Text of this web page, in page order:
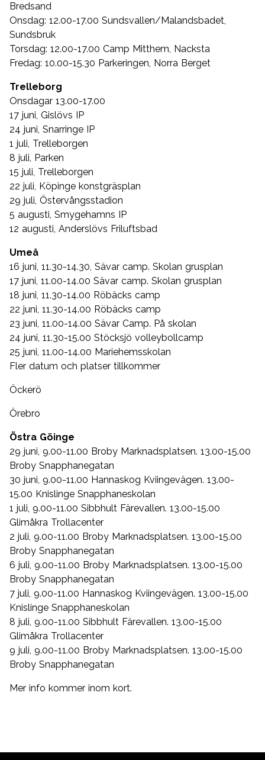
Bredsand
Onsdag: 12.00-17.00 Sundsvallen/Malandsbadet,
Sundsbruk
Torsdag: 12.00-17.00 Camp Mitthem, Nacksta
Fredag: 10.00-15.30 Parkeringen, Norra Berget
Trelleborg
Onsdagar 13.00-17.00
17 juni, Gislövs IP
24 juni, Snarringe IP
1 juli, Trelleborgen
8 juli, Parken
15 juli, Trelleborgen
22 juli, Köpinge konstgräsplan
29 juli, Östervångsstadion
5 augusti, Smygehamns IP
12 augusti, Anderslövs Friluftsbad
Umeå
16 juni, 11.30-14.30, Sävar camp. Skolan grusplan
17 juni, 11.00-14.00 Sävar camp. Skolan grusplan
18 juni, 11.30-14.00 Röbäcks camp
22 juni, 11.30-14.00 Röbäcks camp
23 juni, 11.00-14.00 Sävar Camp. På skolan
24 juni, 11.30-15.00 Stöcksjö volleybollcamp
25 juni, 11.00-14.00 Mariehemsskolan
Fler datum och platser tillkommer
Öckerö
Örebro
Östra Göinge
29 juni, 9.00-11.00 Broby Marknadsplatsen. 13.00-15.00
Broby Snapphanegatan
30 juni, 9.00-11.00 Hannaskog Kviingevägen. 13.00-
15.00 Knislinge Snapphaneskolan
1 juli, 9.00-11.00 Sibbhult Färevallen. 13.00-15.00
Glimåkra Trollacenter
2 juli, 9.00-11.00 Broby Marknadsplatsen. 13.00-15.00
Broby Snapphanegatan
6 juli, 9.00-11.00 Broby Marknadsplatsen. 13.00-15.00
Broby Snapphanegatan
7 juli, 9.00-11.00 Hannaskog Kviingevägen. 13.00-15.00
Knislinge Snapphaneskolan
8 juli, 9.00-11.00 Sibbhult Färevallen. 13.00-15.00
Glimåkra Trollacenter
9 juli, 9.00-11.00 Broby Marknadsplatsen. 13.00-15.00
Broby Snapphanegatan
Mer info kommer inom kort.